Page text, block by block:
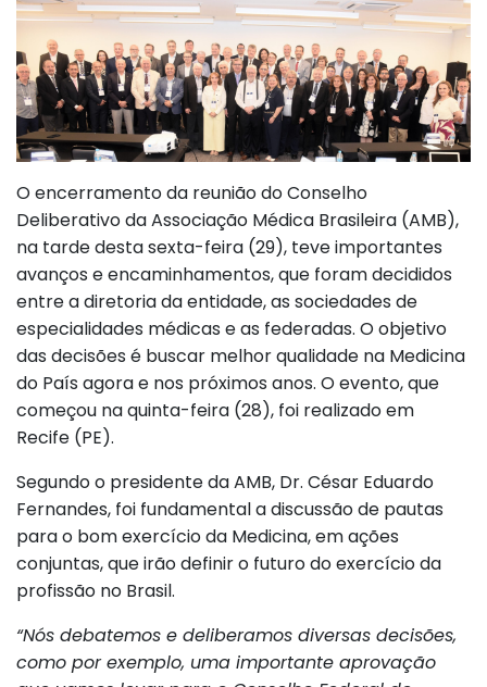
O encerramento da reunião do Conselho
Deliberativo da Associação Médica Brasileira (AMB),
na tarde desta sexta-feira (29), teve importantes
avanços e encaminhamentos, que foram decididos
entre a diretoria da entidade, as sociedades de
especialidades médicas e as federadas. O objetivo
das decisões é buscar melhor qualidade na Medicina
do País agora e nos próximos anos. O evento, que
começou na quinta-feira (28), foi realizado em
Recife (PE).
Segundo o presidente da AMB, Dr. César Eduardo
Fernandes, foi fundamental a discussão de pautas
para o bom exercício da Medicina, em ações
conjuntas, que irão definir o futuro do exercício da
profissão no Brasil.
“Nós debatemos e deliberamos diversas decisões,
como por exemplo, uma importante aprovação